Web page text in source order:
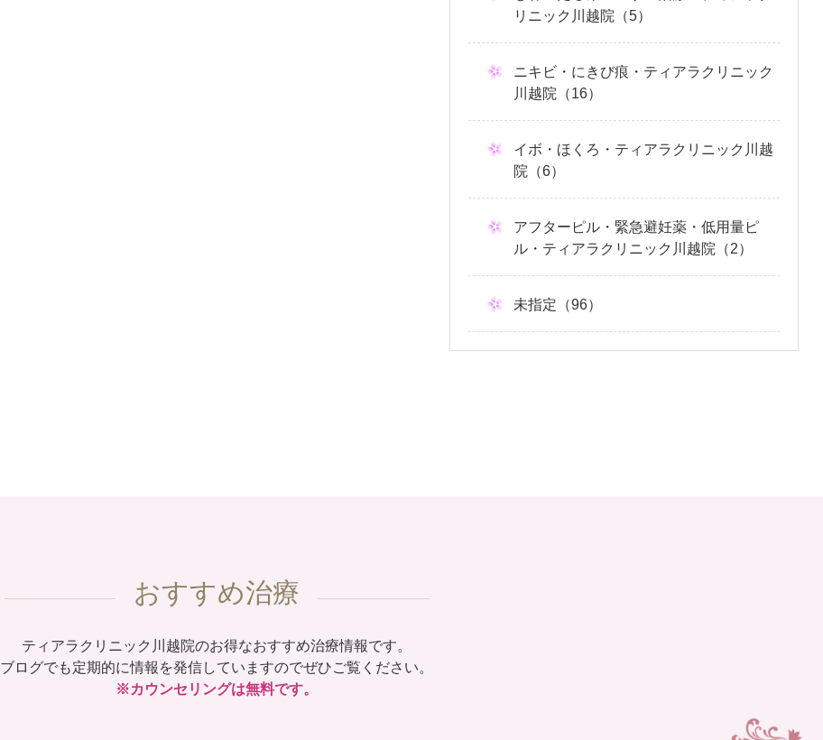
リニック川越院（5）
ニキビ・にきび痕・ティアラクリニック
川越院（16）
イボ・ほくろ・ティアラクリニック川越
院（6）
アフターピル・緊急避妊薬・低用量ピ
ル・ティアラクリニック川越院（2）
未指定（96）
おすすめ治療
ティアラクリニック川越院のお得なおすすめ治療情報です。
ブログでも定期的に情報を発信していますのでぜひご覧ください。
※カウンセリングは無料です。